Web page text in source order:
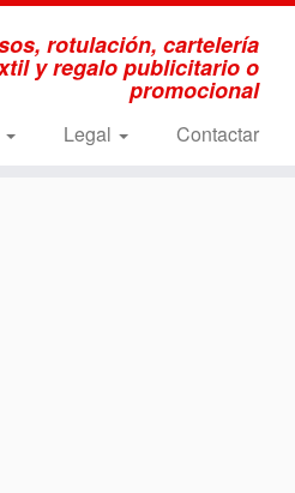
rotulación, cartelería
y regalo publicitario o
promocional
Legal Contactar